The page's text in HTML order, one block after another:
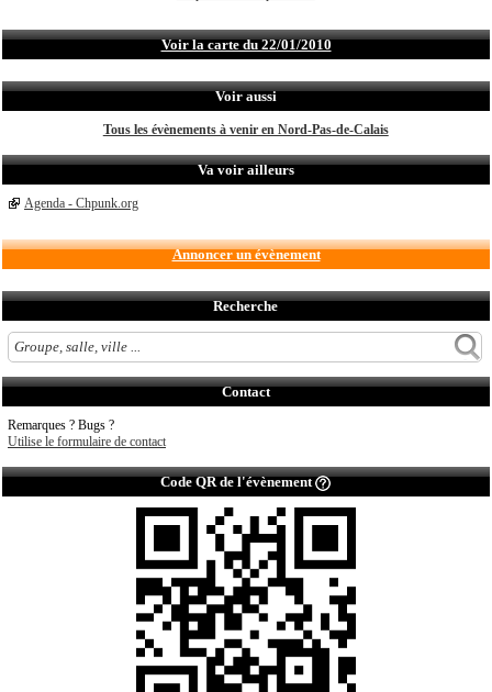
Voir la carte du 22/01/2010
Voir aussi
Tous les évènements à venir en Nord-Pas-de-Calais
Va voir ailleurs
Agenda - Chpunk.org
Annoncer un évènement
Recherche
Contact
Remarques ? Bugs ?
Utilise le formulaire de contact
Code QR de l'évènement